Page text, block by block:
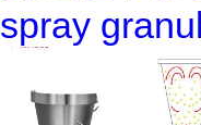
spray